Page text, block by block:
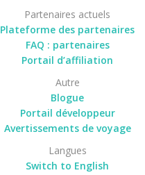
Partenaires actuels
Plateforme des partenaires
FAQ : partenaires
Portail d’affiliation
Autre
Blogue
Portail développeur
Avertissements de voyage
Langues
Switch to English